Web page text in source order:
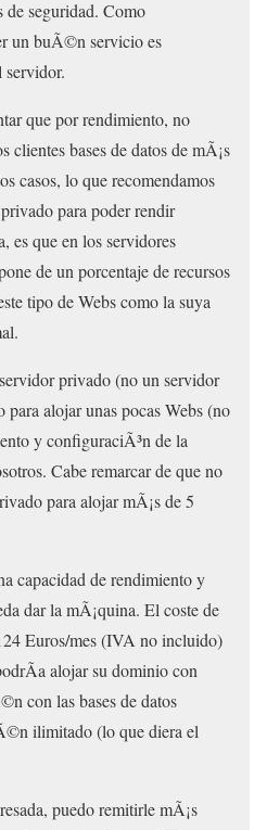
de seguridad. Como
un buÃ©n servicio es
servidor.
que por rendimiento, no
clientes bases de datos de mÃ¡s
casos, lo que recomendamos
para poder rendir
es que en los servidores
de un porcentaje de recursos
tipo de Webs como la suya
privado (no un servidor
alojar unas pocas Webs (no
y configuraciÃ³n de la
Cabe remarcar de que no
para alojar mÃ¡s de 5
capacidad de rendimiento y
dar la mÃ¡quina. El coste de
Euros/mes (IVA no incluido)
alojar su dominio con
con las bases de datos
ilimitado (lo que diera el
puedo remitirle mÃ¡s